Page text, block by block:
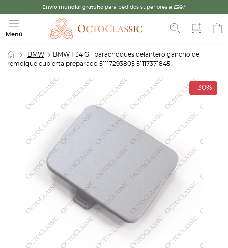
Envío mundial gratuito para pedidos superiores a £99.*
Menú
BMW
BMW F34 GT parachoques delantero gancho de
remolque cubierta preparado 51117293805 51117371845
-30%